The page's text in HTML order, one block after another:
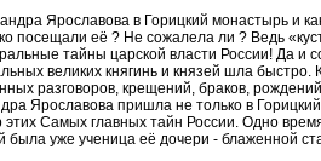
Ярославова в Горицкий монастырь и
посещали её ? Не сожалела ли ? Ведь
тайны царской власти России! Да
великих княгинь и князей шла
разговоров, крещений, браков,
Ярославова пришла не только в
Самых главных тайн России. Одно
была уже ученица её дочери - блаженной